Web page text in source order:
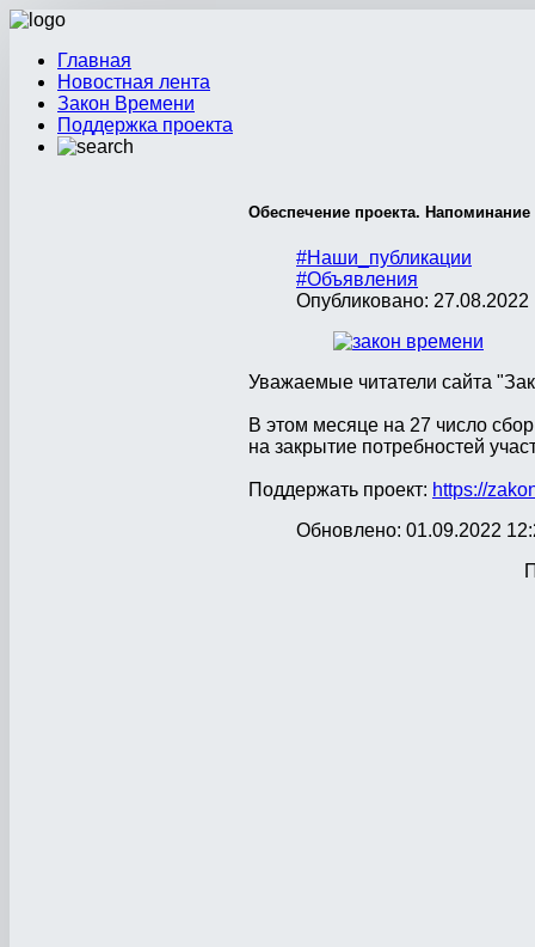
Главная
Новостная лента
Закон Времени
Поддержка проекта
Обеспечение проекта. Напоминание
#Наши_публикации
#Объявления
Опубликовано: 27.08.2022
Уважаемые читатели сайта
В этом месяце на 27 число
на закрытие потребностей
Поддержать проект: https://
Обновлено: 01.09.2022